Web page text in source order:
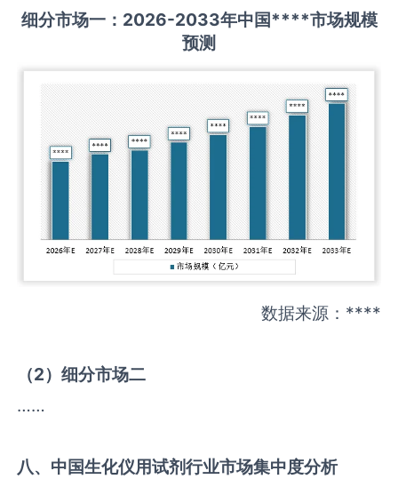
细分市场一： 2026-2033年中国****市场规模
预测
数据来源：****
（2）细分市场二
……
八、中国生化仪用试剂行业市场集中度分析